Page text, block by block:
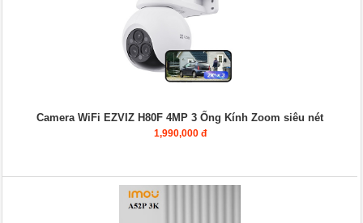
Camera WiFi EZVIZ H80F 4MP 3 Ống Kính Zoom siêu nét
1,990,000 đ